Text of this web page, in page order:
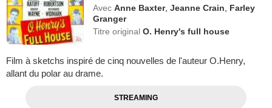
Avec Anne Baxter,Jeanne Crain
Farley
Granger
Titre originalO. Henry's full house
Film à sketchs inspiré de cinq nouvelles de l'auteur O.Henry,
allant du polar au drame.
STREAMING